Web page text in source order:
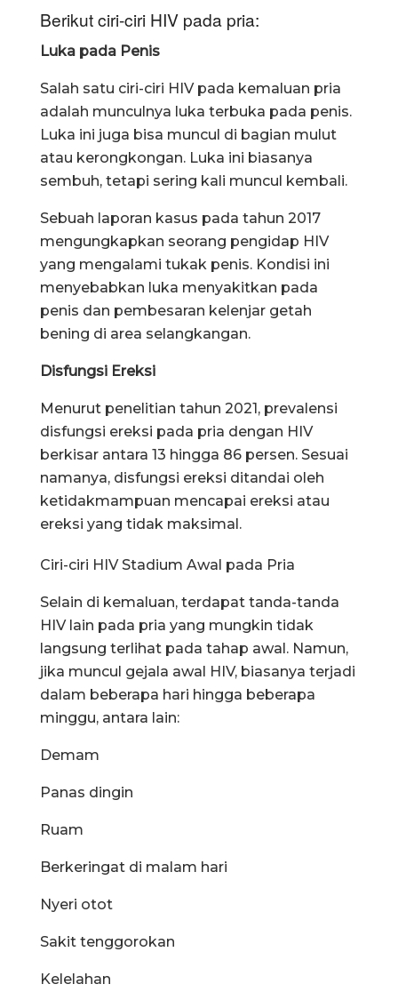
Berikut ciri-ciri HIV pada pria:
Luka pada Penis
Salah satu ciri-ciri HIV pada kemaluan pria
adalah munculnya luka terbuka pada penis.
Luka ini juga bisa muncul di bagian mulut
atau kerongkongan. Luka ini biasanya
sembuh, tetapi sering kali muncul kembali.
Sebuah laporan kasus pada tahun 2017
mengungkapkan seorang pengidap HIV
yang mengalami tukak penis. Kondisi ini
menyebabkan luka menyakitkan pada
penis dan pembesaran kelenjar getah
bening di area selangkangan.
Disfungsi Ereksi
Menurut penelitian tahun 2021, prevalensi
disfungsi ereksi pada pria dengan HIV
berkisar antara 13 hingga 86 persen. Sesuai
namanya, disfungsi ereksi ditandai oleh
ketidakmampuan mencapai ereksi atau
ereksi yang tidak maksimal.
Ciri-ciri HIV Stadium Awal pada Pria
Selain di kemaluan, terdapat tanda-tanda
HIV lain pada pria yang mungkin tidak
langsung terlihat pada tahap awal. Namun,
jika muncul gejala awal HIV, biasanya terjadi
dalam beberapa hari hingga beberapa
minggu, antara lain:
Demam
Panas dingin
Ruam
Berkeringat di malam hari
Nyeri otot
Sakit tenggorokan
Kelelahan